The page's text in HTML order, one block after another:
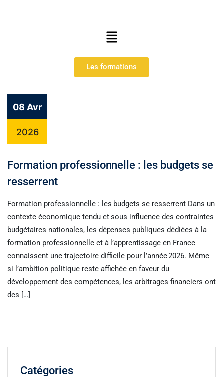
Les formations
08 Avr
2026
Formation professionnelle : les budgets se
resserrent
Formation professionnelle : les budgets se resserrent Dans un
contexte économique tendu et sous influence des contraintes
budgétaires nationales, les dépenses publiques dédiées à la
formation professionnelle et à l’apprentissage en France
connaissent une trajectoire difficile pour l’année 2026. Même
si l’ambition politique reste affichée en faveur du
développement des compétences, les arbitrages financiers ont
des […]
Catégories